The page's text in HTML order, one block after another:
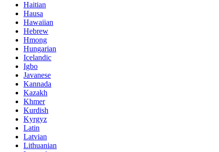
Haitian
Hausa
Hawaiian
Hebrew
Hmong
Hungarian
Icelandic
Igbo
Javanese
Kannada
Kazakh
Khmer
Kurdish
Kyrgyz
Latin
Latvian
Lithuanian